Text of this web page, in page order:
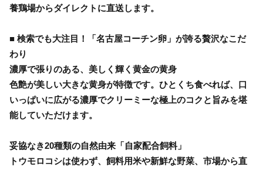
養鶏場からダイレクトに直送します。
■ 検索でも大注目！「名古屋コーチン卵」が誇る贅沢なこだ
わり
濃厚で張りのある、美しく輝く黄金の黄身
色艶が美しい大きな黄身が特徴です。ひとくち食べれば、口
いっぱいに広がる濃厚でクリーミーな極上のコクと旨みを堪
能していただけます。
妥協なき20種類の自然由来「自家配合飼料」
トウモロコシは使わず、飼料用米や新鮮な野菜、市場から直